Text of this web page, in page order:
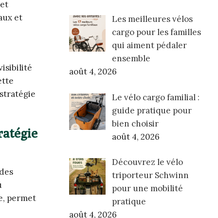
et
permet
Les meilleures vélos
cargo pour les familles
qui aiment pédaler
ensemble
août 4, 2026
Le vélo cargo familial :
guide pratique pour
bien choisir
août 4, 2026
Découvrez le vélo
triporteur Schwinn
pour une mobilité
pratique
août 4, 2026